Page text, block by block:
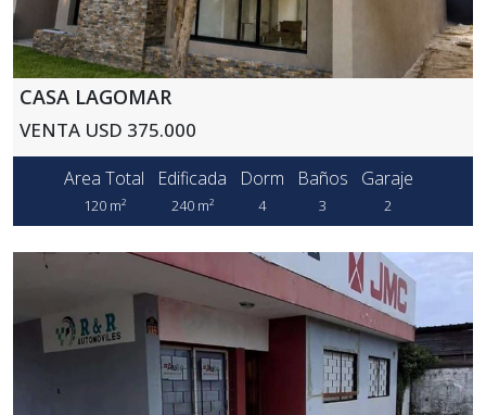
CASA LAGOMAR
VENTA USD 375.000
Area Total
120 m²
Edificada
240 m²
Dorm
4
Baños
3
Garaje
2